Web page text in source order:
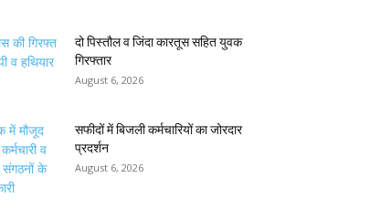
दो पिस्तौल व जिंदा कारतूस सहित युवक
गिरफ्तार
August 6, 2026
सफीदों में बिजली कर्मचारियों का जोरदार
प्रदर्शन
August 6, 2026